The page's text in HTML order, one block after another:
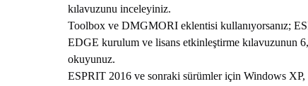
kılavuzunu inceleyiniz.
Toolbox ve DMGMORI eklentisi kullanıyorsanız;
EDGE kurulum ve lisans etkinleştirme kılavuzunun
okuyunuz.
ESPRIT 2016 ve sonraki sürümler için Windows